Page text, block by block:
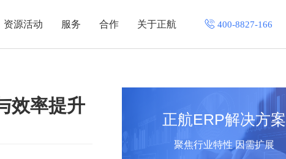
APS排程
资源活动
市场活动
服务
售后服务
合作 关于正航
正航简介
联系正航
网站导航
效率提升
正航ERP解决方案
聚焦行业特性 因需扩展